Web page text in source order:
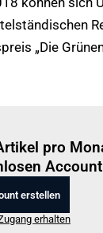
„Die
pro
Account
erstellen
erhalten